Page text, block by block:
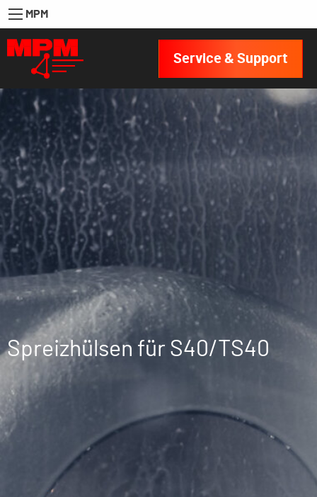
MPM
Service & Support
Spreizhülsen für S40/TS40